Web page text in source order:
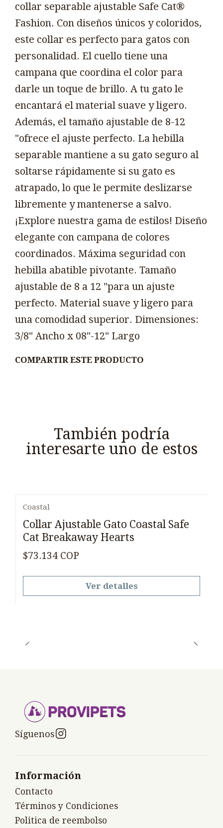
collar separable ajustable Safe Cat®
Fashion. Con diseños únicos y coloridos,
este collar es perfecto para gatos con
personalidad. El cuello tiene una
campana que coordina el color para
darle un toque de brillo. A tu gato le
encantará el material suave y ligero.
Además, el tamaño ajustable de 8-12
"ofrece el ajuste perfecto. La hebilla
separable mantiene a su gato seguro al
soltarse rápidamente si su gato es
atrapado, lo que le permite deslizarse
libremente y mantenerse a salvo.
¡Explore nuestra gama de estilos! Diseño
elegante con campana de colores
coordinados. Máxima seguridad con
hebilla abatible pivotante. Tamaño
ajustable de 8 a 12 "para un ajuste
perfecto. Material suave y ligero para
una comodidad superior. Dimensiones:
3/8" Ancho x 08"-12" Largo
COMPARTIR ESTE PRODUCTO
También podría
interesarte uno de estos
Coastal
Collar Ajustable Gato Coastal Safe
Cat Breakaway Hearts
$73.134 COP
Ver detalles
Síguenos
Información
Contacto
Términos y Condiciones
Politica de reembolso